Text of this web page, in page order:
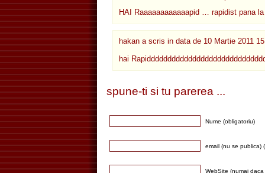
HAI Raaaaaaaaaaaapid … rapidist pana
hakan a scris in data de 10 Martie 2011
hai
spune-ti si tu parerea ...
Nume (obligatoriu)
email (nu se publica)
WebSite (numai daca